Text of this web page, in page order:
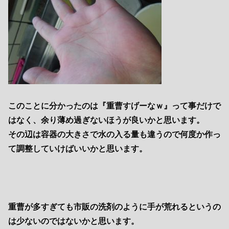
このことに分かったのは『重曹すげーなｗ』って事だけで
はなく、余り薄め過ぎないほうが良いかと思います。
その辺は容器の大きさで水の入る量も違うので何度か作っ
て調整していけばいいかと思います。
重曹が多すぎても市販の洗剤のように手が荒れるというの
は少ないのではないかと思います。